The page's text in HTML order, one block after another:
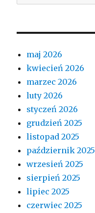
maj 2026
kwiecień 2026
marzec 2026
luty 2026
styczeń 2026
grudzień 2025
listopad 2025
październik 2025
wrzesień 2025
sierpień 2025
lipiec 2025
czerwiec 2025